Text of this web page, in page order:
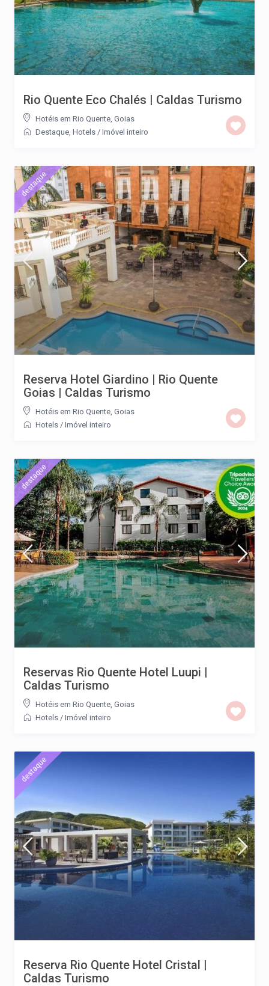
Rio Quente Eco Chalés | Caldas Turismo
Hotéis em Rio Quente, Goias
Destaque, Hotels / Imóvel inteiro
destaque
Reserva Hotel Giardino | Rio Quente
Goias | Caldas Turismo
Hotéis em Rio Quente, Goias
Hotels / Imóvel inteiro
destaque
Reservas Rio Quente Hotel Luupi |
Caldas Turismo
Hotéis em Rio Quente, Goias
Hotels / Imóvel inteiro
destaque
Reserva Rio Quente Hotel Cristal |
Caldas Turismo